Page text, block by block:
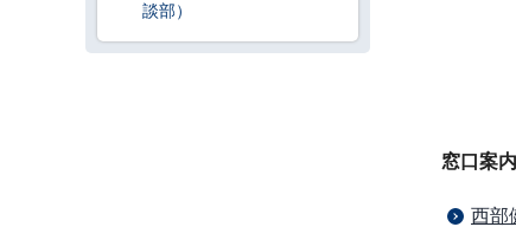
窓口案内
西部
談部）